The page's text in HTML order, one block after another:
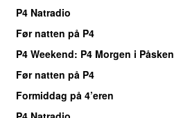
P4 Natradio
Før natten på P4
P4 Weekend: P4 Morgen i Påsken
Før natten på P4
Formiddag på 4’eren